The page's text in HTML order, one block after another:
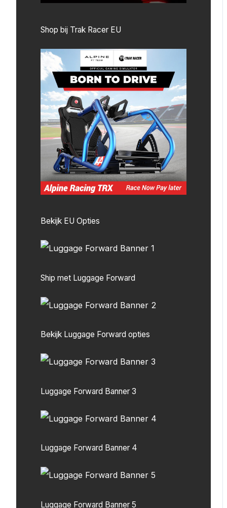
Shop bij Trak Racer EU
Bekijk EU Opties
Ship met Luggage Forward
Bekijk Luggage Forward opties
Luggage Forward Banner 3
Luggage Forward Banner 4
Luggage Forward Banner 5